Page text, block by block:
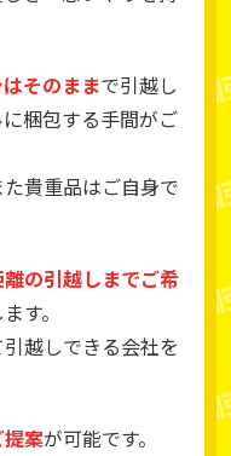
そのままで引越し
梱包する手間がご
貴重品はご自身で
の引越しまでご希
す。
越しできる会社を
提案が可能です。